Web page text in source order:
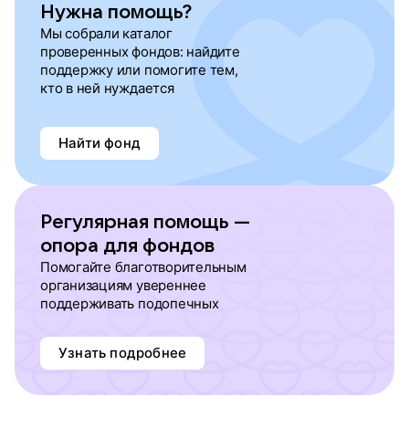
Нужна помощь?
Мы собрали каталог
проверенных фондов: найдите
поддержку или помогите тем,
кто в ней нуждается
Найти фонд
Регулярная помощь —
опора для фондов
Помогайте благотворительным
организациям увереннее
поддерживать подопечных
Узнать подробнее